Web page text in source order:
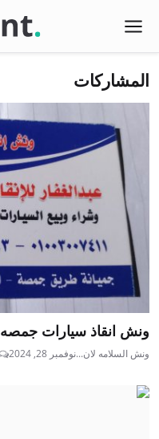
المشاركات
ونش انقاذ سيارات جمصه 01003170883
ونش السلامه لان...نوفمبر 28, 2024